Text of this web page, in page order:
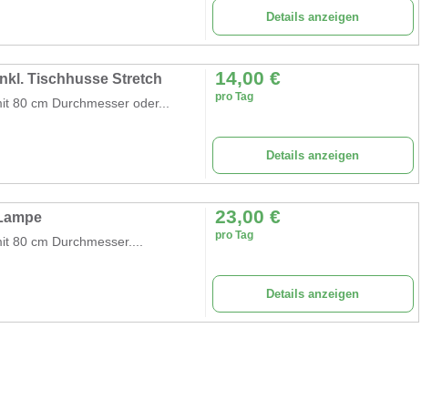
Details anzeigen
Tischhusse Stretch
80 cm Durchmesser oder...
14,00 €
pro Tag
Details anzeigen
80 cm Durchmesser....
23,00 €
pro Tag
Details anzeigen